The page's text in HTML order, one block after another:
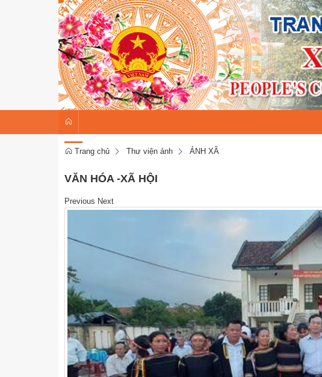
Trang chủ Thư viện ảnh ẢNH XÃ
VĂN HÓA -XÃ HỘI
Previous Next